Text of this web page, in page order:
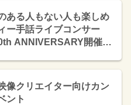
ある人もない人も楽しめ
ー手話ライブコンサー
ANNIVERSARY開催
像クリエイター向けカン
ント